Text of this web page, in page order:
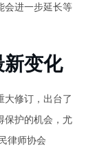
会进一步延长等
变化
大修订，出台了
保护的机会，尤
律师协会